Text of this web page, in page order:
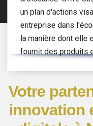
un plan d'actions
entreprise dans
la manière dont elle
fournit des produits
Votre
innovation